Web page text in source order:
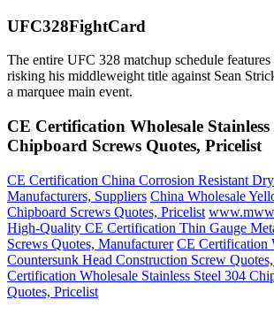
UFC328FightCard
The entire UFC 328 matchup schedule
risking his middleweight title against Sean
a marquee main event.
CE Certification Wholesale Stainless
Chipboard Screws Quotes, Pricelist
CE Certification China Corrosion Resistant
Manufacturers, Suppliers China Wholesale
Chipboard Screws Quotes, Pricelist
High-Quality CE Certification Thin Gauge
Screws Quotes, Manufacturer CE Certification
Countersunk Head Construction Screw
Certification Wholesale Stainless Steel 304
Quotes, Pricelist